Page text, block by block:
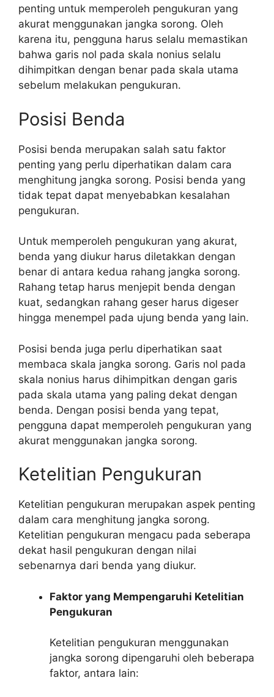
penting untuk memperoleh pengukuran yang
akurat menggunakan jangka sorong. Oleh
karena itu, pengguna harus selalu memastikan
bahwa garis nol pada skala nonius selalu
dihimpitkan dengan benar pada skala utama
sebelum melakukan pengukuran.
Posisi Benda
Posisi benda merupakan salah satu faktor
penting yang perlu diperhatikan dalam cara
menghitung jangka sorong. Posisi benda yang
tidak tepat dapat menyebabkan kesalahan
pengukuran.
Untuk memperoleh pengukuran yang akurat,
benda yang diukur harus diletakkan dengan
benar di antara kedua rahang jangka sorong.
Rahang tetap harus menjepit benda dengan
kuat, sedangkan rahang geser harus digeser
hingga menempel pada ujung benda yang lain.
Posisi benda juga perlu diperhatikan saat
membaca skala jangka sorong. Garis nol pada
skala nonius harus dihimpitkan dengan garis
pada skala utama yang paling dekat dengan
benda. Dengan posisi benda yang tepat,
pengguna dapat memperoleh pengukuran yang
akurat menggunakan jangka sorong.
Ketelitian Pengukuran
Ketelitian pengukuran merupakan aspek penting
dalam cara menghitung jangka sorong.
Ketelitian pengukuran mengacu pada seberapa
dekat hasil pengukuran dengan nilai
sebenarnya dari benda yang diukur.
Faktor yang Mempengaruhi Ketelitian
Pengukuran
Ketelitian pengukuran menggunakan
jangka sorong dipengaruhi oleh beberapa
faktor, antara lain: